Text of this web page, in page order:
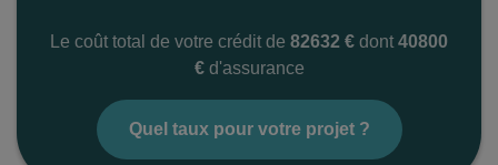
Le coût total de votre crédit de 82632 € dont 40800
€d'assurance
Quel taux pour votre projet ?